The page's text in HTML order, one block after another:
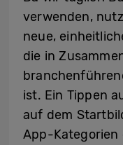
verwenden,
neue,
die in
ist. Ein Tippen
auf dem
App-